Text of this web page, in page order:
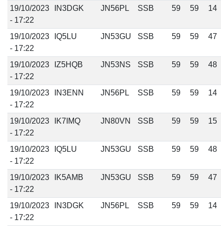
19/10/2023
- 17:22
IN3DGK JN56PL SSB 59 59 14
19/10/2023
- 17:22
IQ5LU JN53GU SSB 59 59 47
19/10/2023
- 17:22
IZ5HQB JN53NS SSB 59 59 48
19/10/2023
- 17:22
IN3ENN JN56PL SSB 59 59 14
19/10/2023
- 17:22
IK7IMQ JN80VN SSB 59 59 15
19/10/2023
- 17:22
IQ5LU JN53GU SSB 59 59 48
19/10/2023
- 17:22
IK5AMB JN53GU SSB 59 59 47
19/10/2023
- 17:22
IN3DGK JN56PL SSB 59 59 14